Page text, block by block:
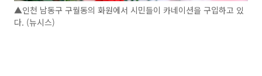
▲인천 남동구 구월동의 화원에서 시민들이 카네이션을 구입하고 있
다. (뉴시스)